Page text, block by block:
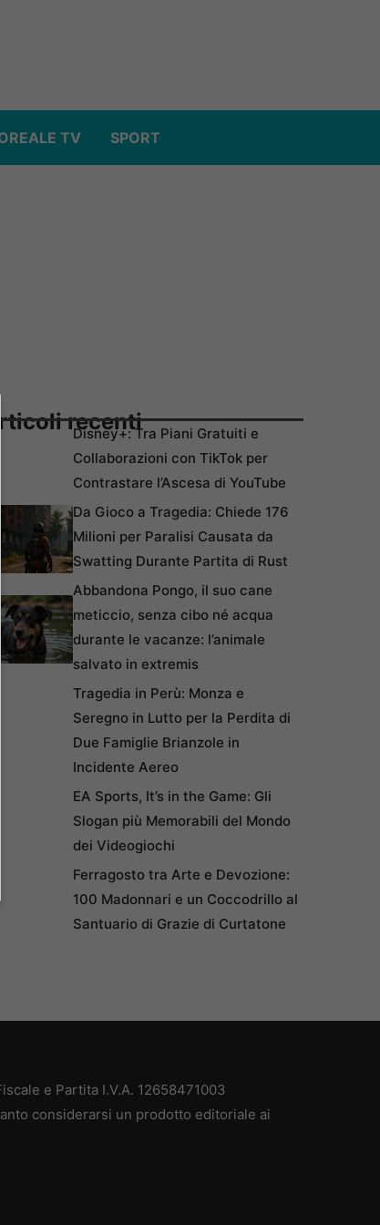
TV SPORT
recenti
Disney+: Tra Piani Gratuiti e
Collaborazioni con TikTok per
Contrastare l’Ascesa di YouTube
Da Gioco a Tragedia: Chiede 176
Milioni per Paralisi Causata da
Swatting Durante Partita di Rust
Abbandona Pongo, il suo cane
meticcio, senza cibo né acqua
durante le vacanze: l’animale
salvato in extremis
Tragedia in Perù: Monza e
Seregno in Lutto per la Perdita di
Due Famiglie Brianzole in
Incidente Aereo
EA Sports, It’s in the Game: Gli
Slogan più Memorabili del Mondo
dei Videogiochi
Ferragosto tra Arte e Devozione:
100 Madonnari e un Coccodrillo al
Santuario di Grazie di Curtatone
e Partita I.V.A. 12658471003
considerarsi un prodotto editoriale ai